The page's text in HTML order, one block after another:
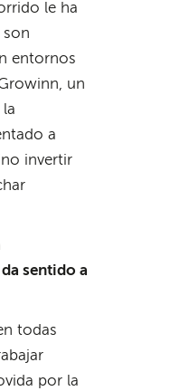
le ha
son
entornos
un
a
invertir
sentido a
todas
por la